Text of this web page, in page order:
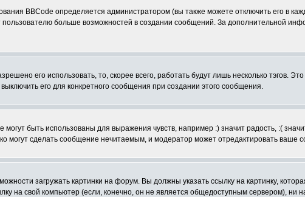
BBCode определяется администратором (вы также можете отключить его в
больше возможностей в создании сообщений. За дополнительной
его использовать, то, скорее всего, работать будут лишь несколько тэгов.
его для конкретного сообщения при создании этого сообщения.
быть использованы для выражения чувств, например :) значит радость, :(
могут сделать сообщение нечитаемым, и модератор может отредактировать ваше
загружать картинки на форум. Вы должны указать ссылку на картинку,
на свой компьютер (если, конечно, он не является общедоступным сервером), ни